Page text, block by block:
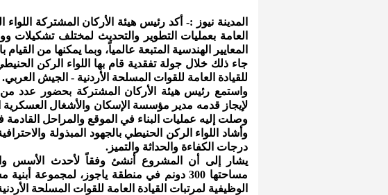
المدينة نيوز :- أكد رئيس هيئة الأركان المشتركة
العامة بعمليات التطوير والتحديث لمختلف تشكيلات
المعايير الهندسية المتبعة عالمياً، وبما يمكنها من
جاء ذلك خلال جولة تفقدية قام بها اللواء الركن
للقيادة العامة للقوات المسلحة الأردنية - الجيش العربي.
واستمع رئيس هيئة الأركان المشتركة بحضور عدد
لإيجاز قدمه مدير مؤسسة الإسكان والأشغال
وصلت إليه عمليات البناء في الموقع والمراحل القادمة
وأشاد اللواء الركن الحنيطي بالجهود المبذولة
درجات الكفاءة والحداثة والتميز.
يشار إلى أن المشروع أنشئ وفقاً لأحدث الأسس
الوظيفية لمرتبات القيادة العامة للقوات المسلحة